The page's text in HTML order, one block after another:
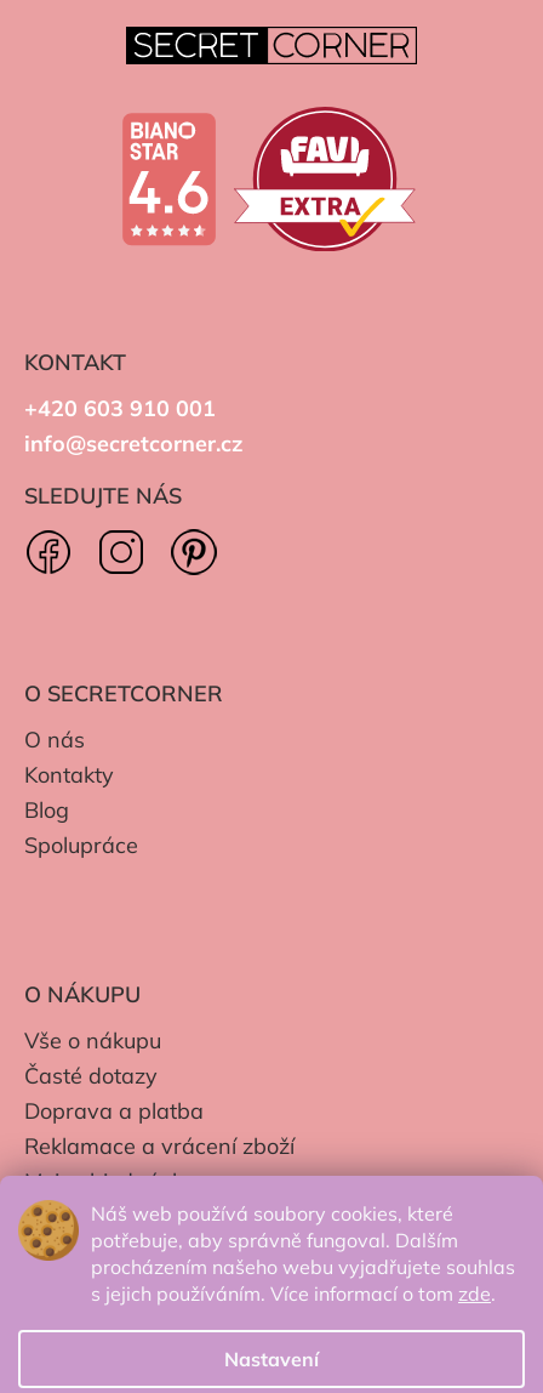
Náš web používá soubory cookies, které
potřebuje, aby správně fungoval. Dalším
procházením našeho webu vyjadřujete souhlas
s jejich používáním. Více informací o tom zde.
Nastavení
KONTAKT
+420 603 910 001
info@secretcorner.cz
SLEDUJTE NÁS
O SECRETCORNER
O nás
Kontakty
Blog
Spolupráce
O NÁKUPU
Vše o nákupu
Časté dotazy
Doprava a platba
Reklamace a vrácení zboží
Moje objednávky
Obchodní podmínky
Zpracování os. údajů
© 2026 Secretcorner.cz - Všechna práva